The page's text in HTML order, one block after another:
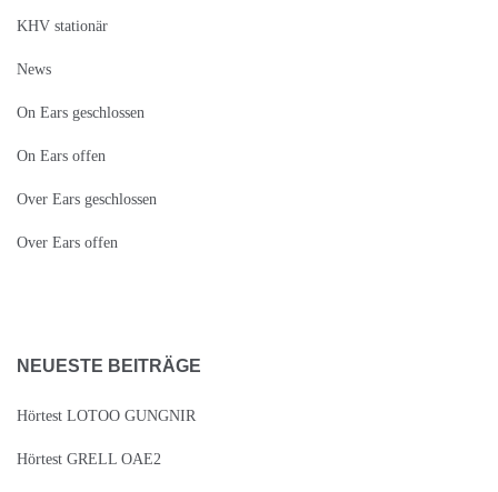
KHV stationär
News
On Ears geschlossen
On Ears offen
Over Ears geschlossen
Over Ears offen
NEUESTE BEITRÄGE
Hörtest LOTOO GUNGNIR
Hörtest GRELL OAE2